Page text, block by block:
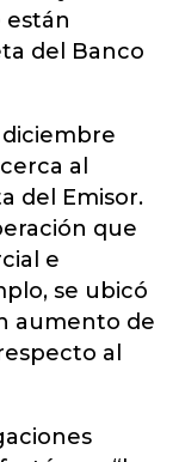
del Banco
al
del Emisor.
que
e
se ubicó
aumento de
al